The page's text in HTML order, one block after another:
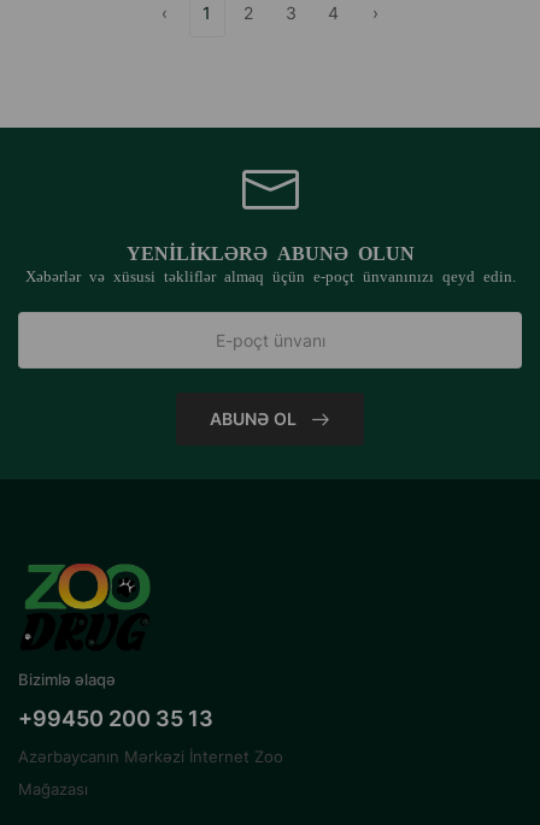
‹ 1 2 3 4 ›
YENILIKLƏRƏ ABUNƏ OLUN
Xəbərlər və xüsusi təkliflər almaq üçün e-poçt ünvanınızı qeyd edin.
ABUNƏ OL
Bizimlə əlaqə
+99450 200 35 13
Azərbaycanın Mərkəzi İnternet Zoo
Mağazası